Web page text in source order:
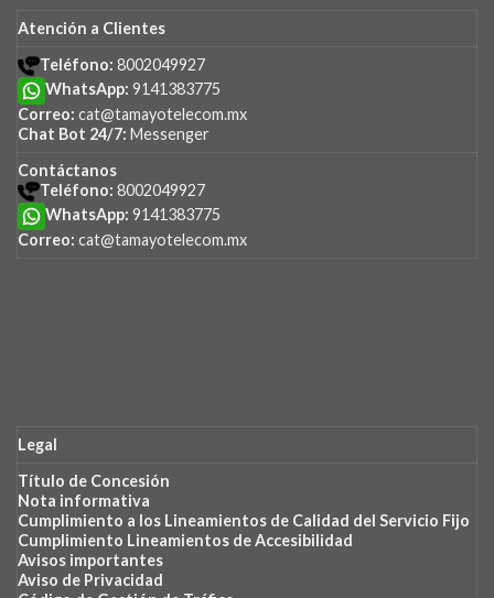
Atención a Clientes
Teléfono: 8002049927
WhatsApp: 9141383775
Correo: cat@tamayotelecom.mx
Chat Bot 24/7: Messenger
Contáctanos
Teléfono: 8002049927
WhatsApp: 9141383775
Correo: cat@tamayotelecom.mx
Legal
Título de Concesión
Nota informativa
Cumplimiento a los Lineamientos de Calidad del Servicio Fijo
Cumplimiento Lineamientos de Accesibilidad
Avisos importantes
Aviso de Privacidad